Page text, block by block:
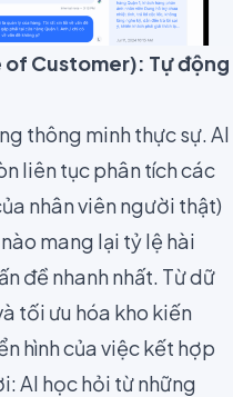
of Customer): Tự động
thông minh thực sự. AI
liên tục phân tích các
nhân viên người thật)
mang lại tỷ lệ hài
đề nhanh nhất. Từ dữ
tối ưu hóa kho kiến
hình của việc kết hợp
AI học hỏi từ những